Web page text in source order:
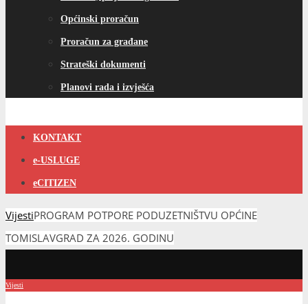
Općinski proračun
Proračun za građane
Strateški dokumenti
Planovi rada i izvješća
KONTAKT
e-USLUGE
eCITIZEN
VijestiPROGRAM POTPORE PODUZETNIŠTVU OPĆINE
TOMISLAVGRAD ZA 2026. GODINU
Vijesti